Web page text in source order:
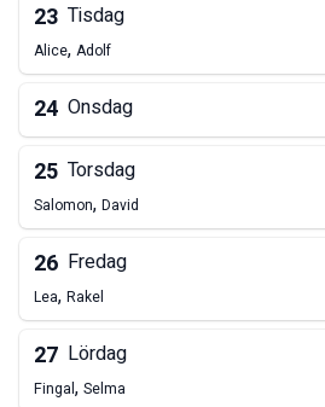
23 Tisdag
Alice, Adolf
24 Onsdag
25 Torsdag
Salomon, David
26 Fredag
Lea, Rakel
27 Lördag
Fingal, Selma